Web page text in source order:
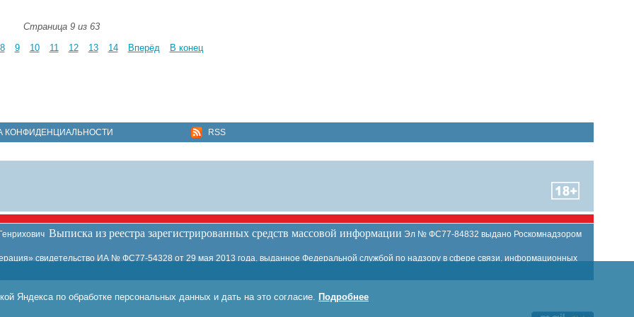
Страница 9 из 63
8 9 10 11 12 13 14 Вперёд В конец
КОНФИДЕНЦИАЛЬНОСТИ RSS
Выписка из реестра зарегистрированных средств массовой информации Эл № ФС77-84832 выдано Роскомнадзором
свидетельство ИА № ФС77-54328 от 29 мая 2013 года, выданное Федеральной службой по надзору в сфере связи, информационных
Яндекса по обработке персональных данных и дать на это согласие. Подробнее